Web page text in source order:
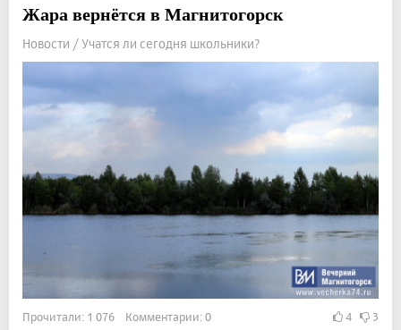
Жара вернётся в Магнитогорск
Новости / Учатся ли сегодня школьники?
Прочитали: 1 076 Комментарии: 0 4 3